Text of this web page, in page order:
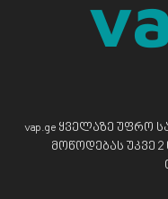
vap.ge ყველაზე უფრო
მოწოდებას უკვე